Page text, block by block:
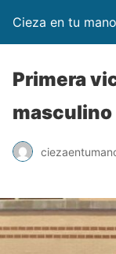
Cieza en tu mano
Primera
masculino